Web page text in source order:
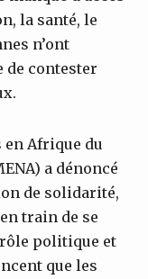
la santé, le
n’ont
contester
en Afrique du
a dénoncé
de solidarité,
train de se
politique et
que les